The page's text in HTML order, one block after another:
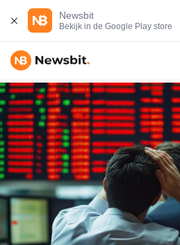
Newsbit
Bekijk in de Google Play store